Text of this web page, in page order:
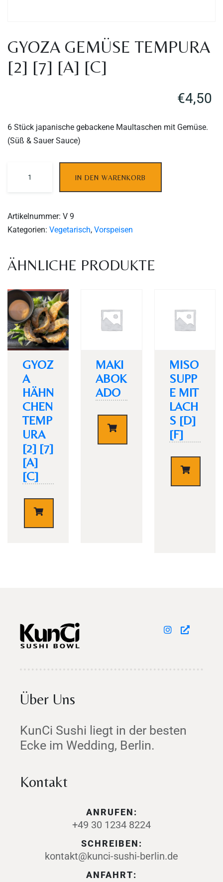
GYOZA GEMÜSE TEMPURA
[2] [7] [A] [C]
4,50
€
6 Stück japanische gebackene Maultaschen mit Gemüse.
(Süß & Sauer Sauce)
IN DEN WARENKORB
Artikelnummer: V 9
Kategorien: Vegetarisch, Vorspeisen
ÄHNLICHE PRODUKTE
GYOZ
A
HÄHN
CHEN
TEMP
URA
[2] [7]
[A]
[C]
4,50
MAKI
ABOK
ADO
4,30
MISO
SUPP
E MIT
LACH
S [D]
[F]
4,50
Über Uns
KunCi Sushi liegt in der besten
Ecke im Wedding, Berlin.
Kontakt
ANRUFEN:
+49 30 1234 8224
SCHREIBEN:
kontakt@kunci-sushi-berlin.de
ANFAHRT:
Table Reservation
Personen
Time